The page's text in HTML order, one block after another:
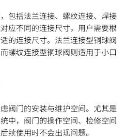
包括法兰连接、螺纹连接、焊接
应不同的连接尺寸，用户需要根
的连接尺寸。法兰连接型铜球阀
螺纹连接型铜球阀则适用于小口
阀门的安装与维护空间。尤其是
中，阀门的操作空间、检修空间
续使用时不会出现问题。